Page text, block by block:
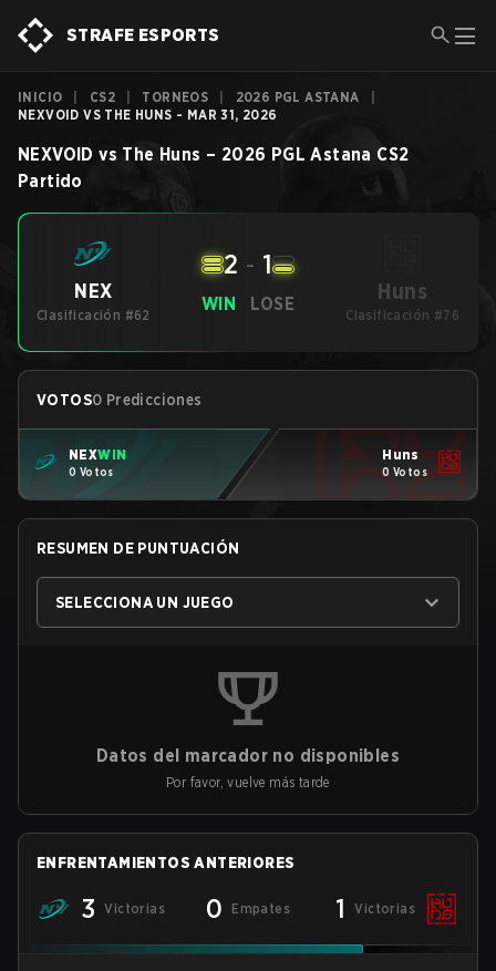
STRAFE ESPORTS
INICIO CS2 TORNEOS 2026 PGL ASTANA
NEXVOID VS THE HUNS - MAR 31, 2026
NEXVOID vs The Huns – 2026 PGL Astana CS2
Partido
NEX
Clasificación #62
WIN
2 - 1
LOSE Huns
Clasificación #76
VOTOS0 Predicciones
NEXWIN
0 Votos
Huns
0 Votos
RESUMEN DE PUNTUACIÓN
SELECCIONA UN JUEGO
Datos del marcador no disponibles
Por favor, vuelve más tarde
ENFRENTAMIENTOS ANTERIORES
3 Victorias 0 Empates 1 Victorias